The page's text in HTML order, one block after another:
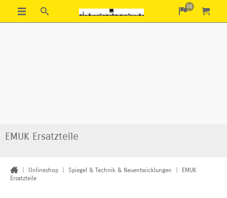
DE
EMUK Ersatzteile
Onlineshop Spiegel & Technik & Neuentwicklungen
EMUK
Ersatzteile